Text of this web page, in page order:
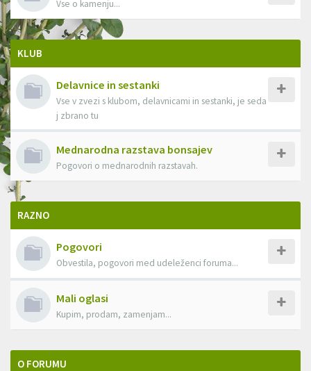
Vse o kamenju...
KLUB
Delavnice in sestanki
Vse v zvezi s klubom, delavnicami in sestanki, je seda
j zbrano tu
Mednarodna razstava bonsajev
Pogovori o mednarodnih razstavah.
RAZNO
Pogovori
Obvestila, pogovori med udeleženci foruma...
Mali oglasi
Kupim, prodam, zamenjam...
O FORUMU